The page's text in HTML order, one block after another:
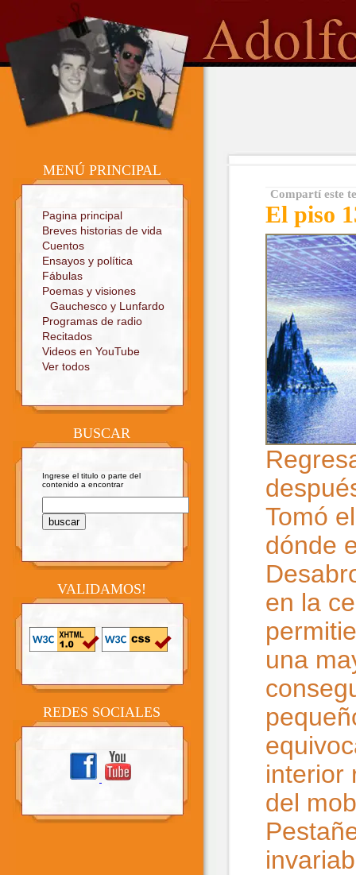
Sitio oficial
MENÚ PRINCIPAL
Pagina principal
Breves historias de vida
Cuentos
Ensayos y política
Fábulas
Poemas y visiones
Gauchesco y Lunfardo
Programas de radio
Recitados
Videos en YouTube
Ver todos
BUSCAR
Ingrese el titulo o parte del
contenido a encontrar
VALIDAMOS!
REDES SOCIALES
Compartí este
El piso
Tomó
dónde
en la
una
interior
del